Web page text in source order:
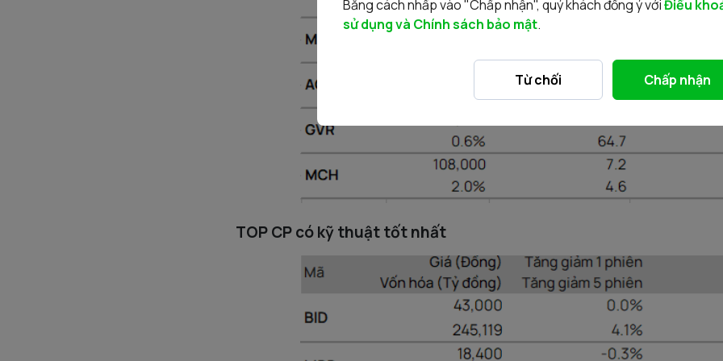
TOP CP có kỹ thuật tốt nhất
Bằng cách nhấp vào "Chấp nhận", quý khách đồng ý vớiĐiều
sử dụng và Chính sách bảo mật.
Từ chối Chấp nhận